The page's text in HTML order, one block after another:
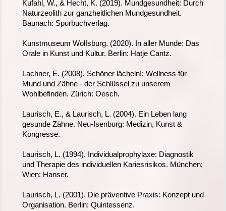
Kufahl, W., & Hecht, K. (2019). Mundgesundheit: Durch
Naturzeolith zur ganzheitlichen Mundgesundheit.
Baunach: Spurbuchverlag.
Kunstmuseum Wolfsburg. (2020). In aller Munde: Das
Orale in Kunst und Kultur. Berlin: Hatje Cantz.
Lachner, E. (2008). Schöner lächeln!: Wellness für
Mund und Zähne - der Schlüssel zu unserem
Wohlbefinden. Zürich: Oesch.
Laurisch, E., & Laurisch, L. (2004). Ein Leben lang
gesunde Zähne. Neu-Isenburg: Medizin, Kunst &
Kongresse.
Laurisch, L. (1994). Individualprophylaxe: Diagnostik
und Therapie des individuellen Kariesrisikos. München;
Wien: Hanser.
Laurisch, L. (2001). Die präventive Praxis: Konzept und
Organisation. Berlin: Quintessenz.